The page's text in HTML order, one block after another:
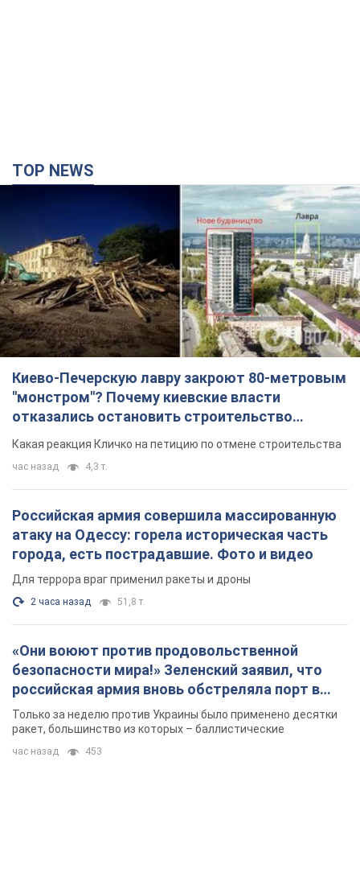
TOP NEWS
Киево-Печерскую лавру закроют 80-метровым
"монстром"? Почему киевские власти
отказались остановить строительство
небоскреба "московского верующего"
Какая реакция Кличко на петицию по отмене строительства
час назад 4,3 т.
Российская армия совершила массированную
атаку на Одессу: горела историческая часть
города, есть пострадавшие. Фото и видео
Для террора враг применил ракеты и дроны
2 часа назад 51,8 т.
«Они воюют против продовольственной
безопасности мира!» Зеленский заявил, что
российская армия вновь обстреляла порт в
Одессе
Только за неделю против Украины было применено десятки
ракет, большинство из которых – баллистические
час назад 453